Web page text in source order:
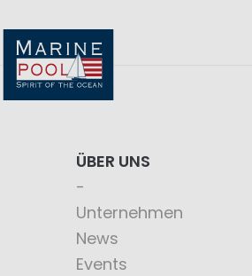
ÜBER UNS
Unternehmen
News
Events